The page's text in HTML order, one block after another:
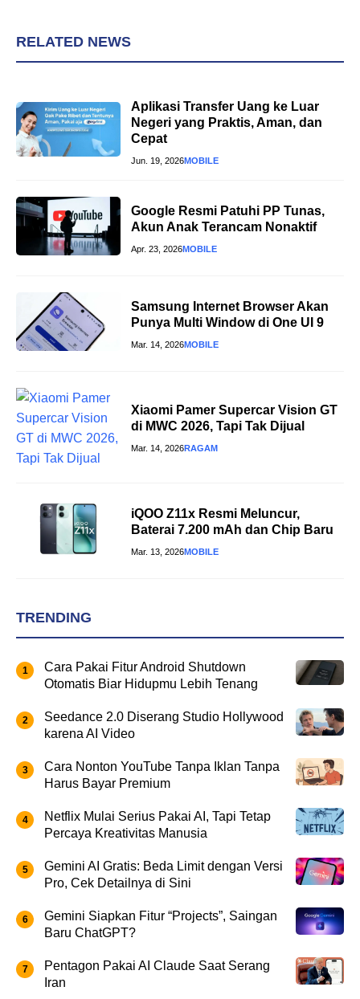
RELATED NEWS
Aplikasi Transfer Uang ke Luar
Negeri yang Praktis, Aman, dan
Cepat
Jun. 19, 2026MOBILE
Google Resmi Patuhi PP Tunas,
Akun Anak Terancam Nonaktif
Apr. 23, 2026MOBILE
Samsung Internet Browser Akan
Punya Multi Window di One UI 9
Mar. 14, 2026MOBILE
Xiaomi Pamer Supercar Vision GT
di MWC 2026, Tapi Tak Dijual
Mar. 14, 2026RAGAM
iQOO Z11x Resmi Meluncur,
Baterai 7.200 mAh dan Chip Baru
Mar. 13, 2026MOBILE
TRENDING
Cara Pakai Fitur Android Shutdown
Otomatis Biar Hidupmu Lebih Tenang
Seedance 2.0 Diserang Studio Hollywood
karena AI Video
Cara Nonton YouTube Tanpa Iklan Tanpa
Harus Bayar Premium
Netflix Mulai Serius Pakai AI, Tapi Tetap
Percaya Kreativitas Manusia
Gemini AI Gratis: Beda Limit dengan Versi
Pro, Cek Detailnya di Sini
Gemini Siapkan Fitur “Projects”, Saingan
Baru ChatGPT?
Pentagon Pakai AI Claude Saat Serang
Iran